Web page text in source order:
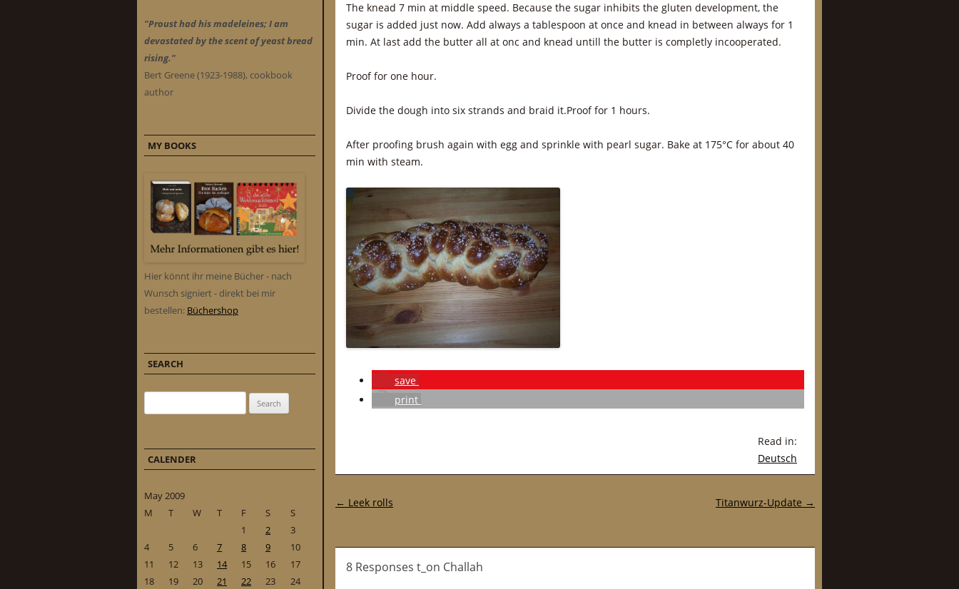
The knead 7 min at middle speed. Because the sugar inhibits the gluten development, the
sugar is added just now. Add always a tablespoon at once and knead in between always for 1
min. At last add the butter all at onc and knead untill the butter is completly incooperated.
Proof for one hour.
Divide the dough into six strands and braid it.Proof for 1 hours.
After proofing brush again with egg and sprinkle with pearl sugar. Bake at 175°C for about 40
min with steam.
save
print
Read in:
Deutsch
Post navigation
← Leek rolls Titanwurz-Update →
8 Responses t_on Challah
"Proust had his madeleines; I am
devastated by the scent of yeast bread
rising."
Bert Greene (1923-1988), cookbook
author
MY BOOKS
Hier könnt ihr meine Bücher - nach
Wunsch signiert - direkt bei mir
bestellen: Büchershop
SEARCH
CALENDER
May 2009
M
T W T F S
S
1
2
3
4
5 6 7 8 9
10
11
12 13 14 15 16
17
18
19 20 21 22 23
24